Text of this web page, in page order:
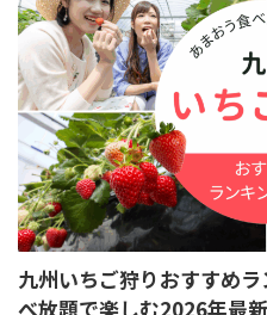
九州いちご狩りおすすめ
べ放題で楽しむ2026年最